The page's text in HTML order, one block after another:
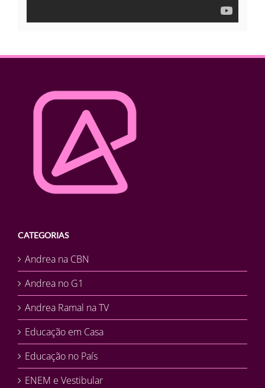
CATEGORIAS
Andrea na CBN
Andrea no G1
Andrea Ramal na TV
Educação em Casa
Educação no País
ENEM e Vestibular